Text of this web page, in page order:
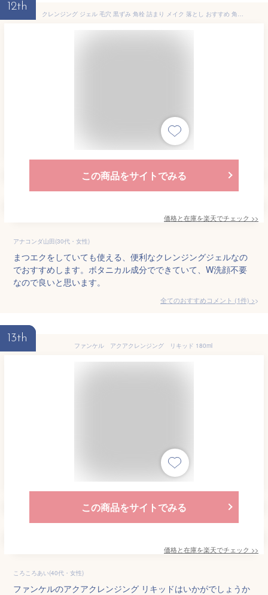
12th
クレンジング ジェル 毛穴 黒ずみ 角栓 詰まり メイク 落とし おすすめ 角質 セラミド ビタミンC 肌荒れ 敏感肌 洗顔 プチプラ 【 ボタニカル クレンジングジェル D 140g】 マツエクOK w洗顔不要 植物由来 無添加 D-RAY 母の日 2026
この商品をサイトでみる
価格と在庫を楽天でチェック >>
アナコンダ山田(30代・女性)
まつエクをしていても使える、便利なクレンジングジェルなの
でおすすめします。ボタニカル成分でできていて、W洗顔不要
なので良いと思います。
全てのおすすめコメント (1件) >
13th
ファンケル アクアクレンジング リキッド 180ml
この商品をサイトでみる
価格と在庫を楽天でチェック >>
ころころあい(40代・女性)
ファンケルのアクアクレンジング リキッドはいかがでしょうか